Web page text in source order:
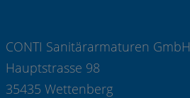
CONTI Sanitärarmaturen GmbH
Hauptstrasse 98
35435 Wettenberg